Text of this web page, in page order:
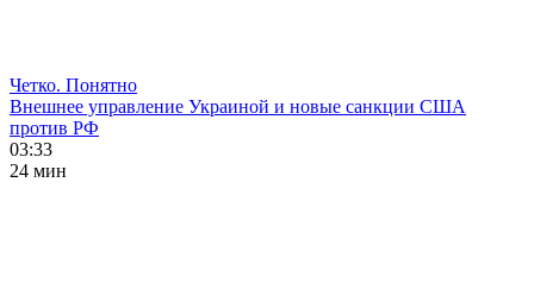
Четко. Понятно
Внешнее управление Украиной и новые санкции США
против РФ
03:33
24 мин